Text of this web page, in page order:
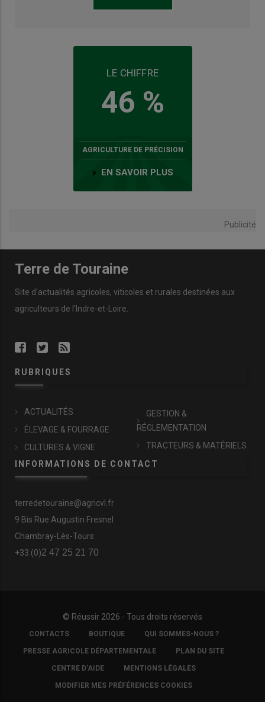
LE CHIFFRE
46 %
AGRICULTURE DE PRÉCISION
EN SAVOIR PLUS
Publicité
Terre de Touraine
Site d'actualités agricoles, viticoles et rurales destinées aux
agriculteurs de l'Indre-et-Loire.
RUBRIQUES
ACTUALITÉS
ÉLEVAGE & FOURRAGE
CULTURES & VIGNE
GESTION &
RÉGLEMENTATION
TRACTEURS & MATÉRIELS
INFORMATIONS DE CONTACT
terredetouraine@agricvl.fr
9 Bis Rue Augustin Fresnel
Chambray-Lès-Tours
+33 (0)2 47 25 21 70
© Réussir 2026 - Tous droits réservés
FOOTER
COPYRIGHT
CONTACTS BOUTIQUE QUI SOMMES-NOUS ?
PRESSE AGRICOLE DÉPARTEMENTALE PLAN DU SITE
CENTRE D'AIDE MENTIONS LÉGALES
MODIFIER MES PRÉFÉRENCES COOKIES